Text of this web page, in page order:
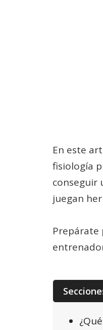
En este
fisiología
conseguir
juegan
Prepárate